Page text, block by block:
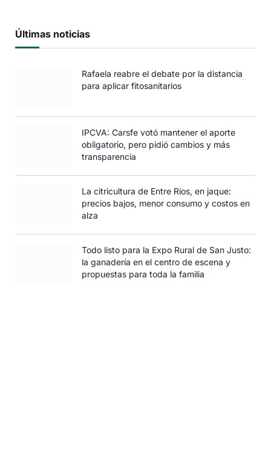
Últimas noticias
Rafaela reabre el debate por la distancia
para aplicar fitosanitarios
IPCVA: Carsfe votó mantener el aporte
obligatorio, pero pidió cambios y más
transparencia
La citricultura de Entre Ríos, en jaque:
precios bajos, menor consumo y costos en
alza
Todo listo para la Expo Rural de San Justo:
la ganadería en el centro de escena y
propuestas para toda la familia